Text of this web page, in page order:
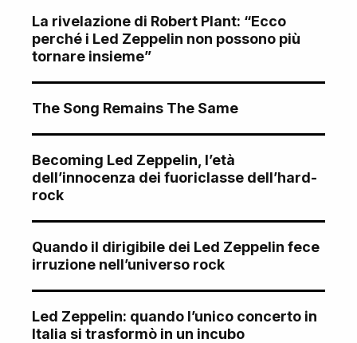
La rivelazione di Robert Plant: “Ecco
perché i Led Zeppelin non possono più
tornare insieme”
The Song Remains The Same
Becoming Led Zeppelin, l’età
dell’innocenza dei fuoriclasse dell’hard-
rock
Quando il dirigibile dei Led Zeppelin fece
irruzione nell’universo rock
Led Zeppelin: quando l’unico concerto in
Italia si trasformò in un incubo